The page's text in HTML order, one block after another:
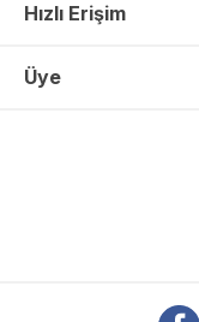
Hızlı Erişim
Üye